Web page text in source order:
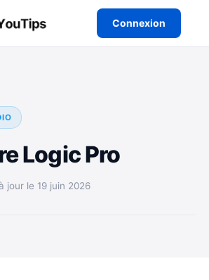
Connexion
Logic Pro
jour le 19 juin 2026